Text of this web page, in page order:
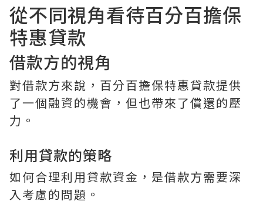
從不同視角看待百分百擔保
特惠貸款
借款方的視角
對借款方來說，百分百擔保特惠貸款提供
了一個融資的機會，但也帶來了償還的壓
力。
利用貸款的策略
如何合理利用貸款資金，是借款方需要深
入考慮的問題。